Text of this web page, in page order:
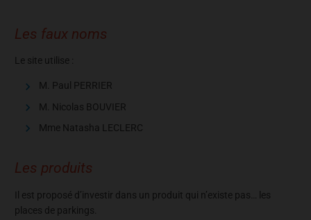
Les faux noms
Le site utilise :
M. Paul PERRIER
M. Nicolas BOUVIER
Mme Natasha LECLERC
Les produits
Il est proposé d’investir dans un produit qui n’existe pas… les
places de parkings.